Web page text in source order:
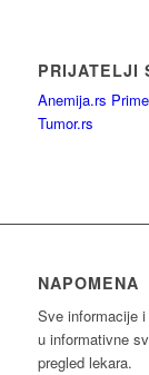
PRIJATELJI
Anemija.rs
Tumor.rs
NAPOMENA
Sve informacije
u informativne
pregled lekara.